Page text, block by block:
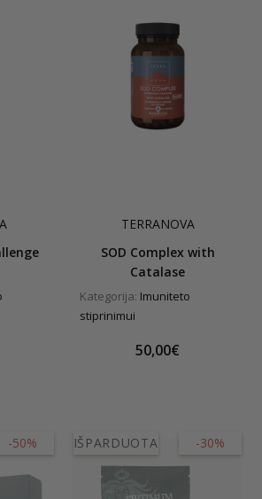
TERRANOVA
SOD Complex with
Catalase
Kategorija: Imuniteto
stiprinimui
50,00€
-50% -30%
IŠPARDUOTA